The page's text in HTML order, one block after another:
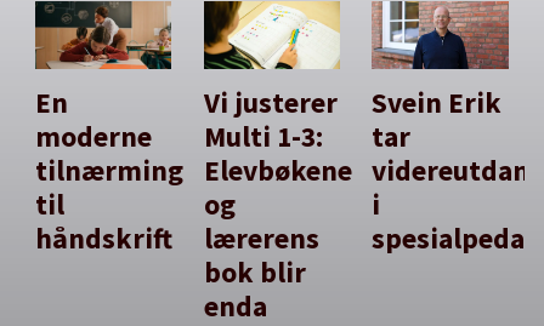
En
moderne
tilnærming
til
håndskrift
Vi justerer
Multi 1-3:
Elevbøkene
og
lærerens
bok blir
enda
Svein Erik
tar
i